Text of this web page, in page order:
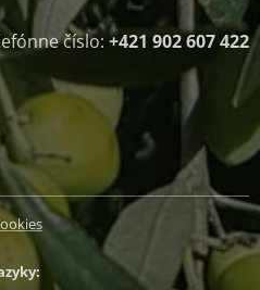
číslo: +421 902 607 422